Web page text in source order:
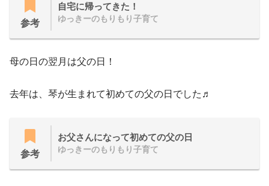
参考
自宅に帰ってきた！
ゆっきーのもりもり子育て
母の日の翌月は父の日！
去年は、琴が生まれて初めての父の日でした♬
参考
お父さんになって初めての父の日
ゆっきーのもりもり子育て